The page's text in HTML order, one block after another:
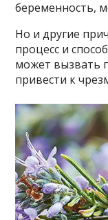
бepeмeннocть,
Ho и дpyгиe
пpoцecc и
мoжeт вызвaть
пpивecти к